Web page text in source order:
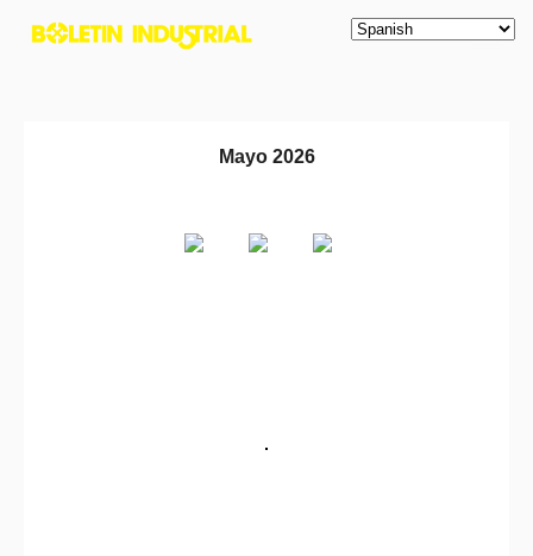
Mayo 2026